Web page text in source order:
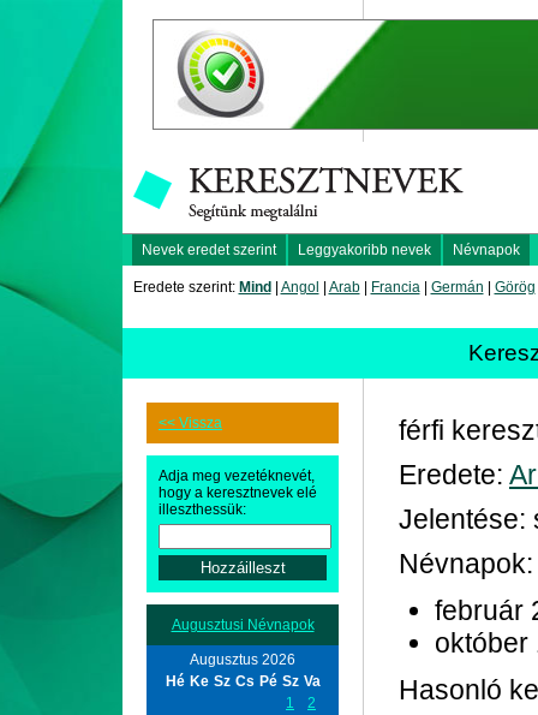
Nevek eredet szerint Leggyakoribb nevek Névnapok
Eredete szerint: Mind Angol Arab| Francia| Germán Görög
<< Vissza
Adja meg vezetéknevét,
hogy a keresztnevek elé
illeszthessük:
Augusztusi Névnapok
Augusztus 2026
Hé Ke Sz Cs Pé Sz Va
1
2
férfi
Eredete:
Jelentése:
Névnapok:
február
október
Hasonló